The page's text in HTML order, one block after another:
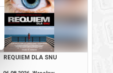
REQUIEM DLA SNU